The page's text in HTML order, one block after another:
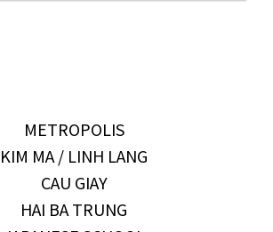
METROPOLIS
KIM MA / LINH LANG
CAU GIAY
HAI BA TRUNG